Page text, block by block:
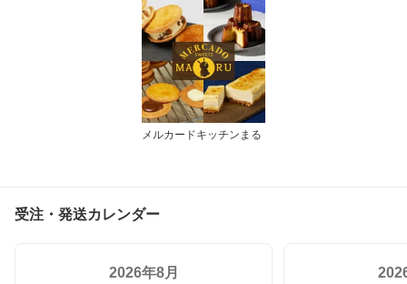
メルカードキッチンまる
受注・発送カレンダー
2026年8月